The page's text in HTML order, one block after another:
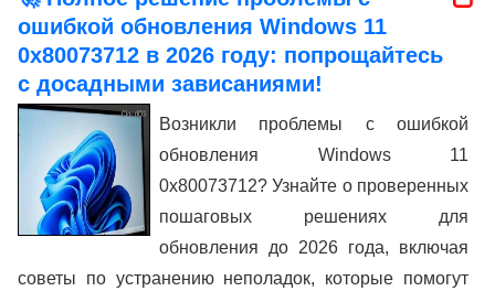
ошибкой обновления Windows 11
0x80073712 в 2026 году: попрощайтесь
с досадными зависаниями!
Возникли проблемы с ошибкой
обновления Windows 11
0x80073712? Узнайте о проверенных
пошаговых решениях для
обновления до 2026 года, включая
советы по устранению неполадок, которые помогут